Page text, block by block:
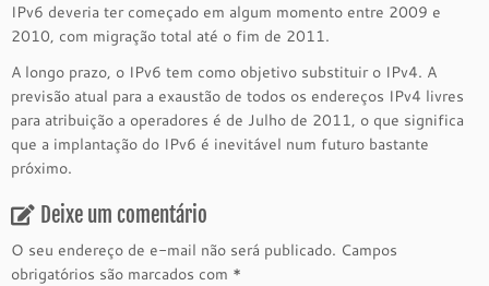
IPv6 deveria ter começado em algum momento entre 2009 e
2010, com migração total até o fim de 2011.
A longo prazo, o IPv6 tem como objetivo substituir o IPv4. A
previsão atual para a exaustão de todos os endereços IPv4 livres
para atribuição a operadores é de Julho de 2011, o que significa
que a implantação do IPv6 é inevitável num futuro bastante
próximo.
Deixe um comentário
O seu endereço de e-mail não será publicado. Campos
obrigatórios são marcados com *